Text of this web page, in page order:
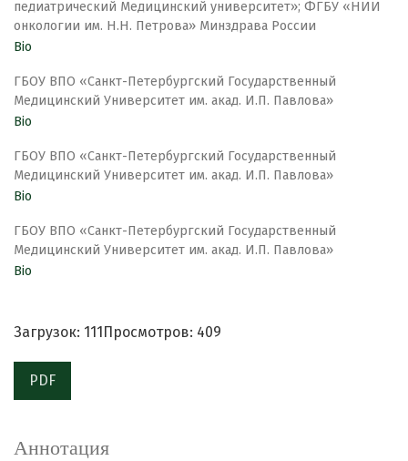
педиатрический Медицинский университет»; ФГБУ «НИИ
онкологии им. Н.Н. Петрова» Минздрава России
Bio
ГБОУ ВПО «Санкт-Петербургский Государственный
Медицинский Университет им. акад. И.П. Павлова»
Bio
ГБОУ ВПО «Санкт-Петербургский Государственный
Медицинский Университет им. акад. И.П. Павлова»
Bio
ГБОУ ВПО «Санкт-Петербургский Государственный
Медицинский Университет им. акад. И.П. Павлова»
Bio
Загрузок: 111 Просмотров: 409
PDF
Аннотация